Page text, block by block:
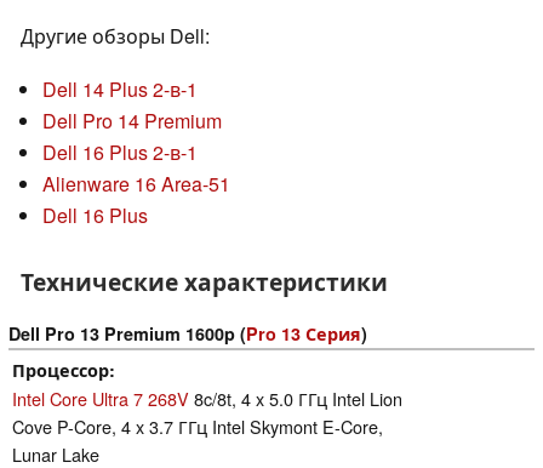
Другие обзоры Dell:
Dell 14 Plus 2-в-1
Dell Pro 14 Premium
Dell 16 Plus 2-в-1
Alienware 16 Area-51
Dell 16 Plus
Технические характеристики
Dell Pro 13 Premium 1600p (Pro 13 Серия)
Процессор
Intel Core Ultra 7 268V8c/8t, 4 x 5.0 ГГц Intel Lion
Cove P-Core, 4 x 3.7 ГГц Intel Skymont E-Core,
Lunar Lake